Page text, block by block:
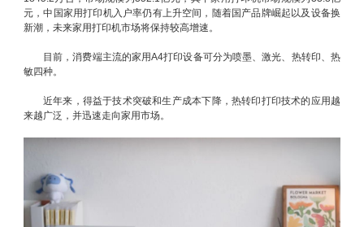
元，中国家用打印机入户率仍有上升空间，随着国产品牌崛起以及设备换
新潮，未来家用打印机市场将保持较高增速。
目前，消费端主流的家用A4打印设备可分为喷墨、激光、热转印、热
敏四种。
近年来，得益于技术突破和生产成本下降，热转印打印技术的应用越
来越广泛，并迅速走向家用市场。